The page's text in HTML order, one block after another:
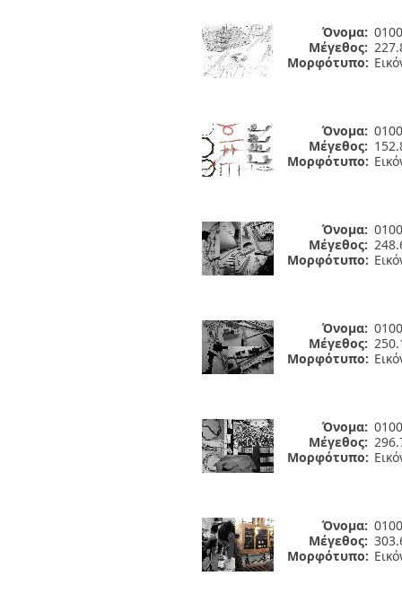
Όνομα:
Μέγεθος:
Μορφότυπο:
Όνομα:
Μέγεθος:
Μορφότυπο:
Όνομα:
Μέγεθος:
Μορφότυπο:
Όνομα:
Μέγεθος:
Μορφότυπο:
Όνομα:
Μέγεθος:
Μορφότυπο:
Όνομα:
Μέγεθος:
Μορφότυπο: